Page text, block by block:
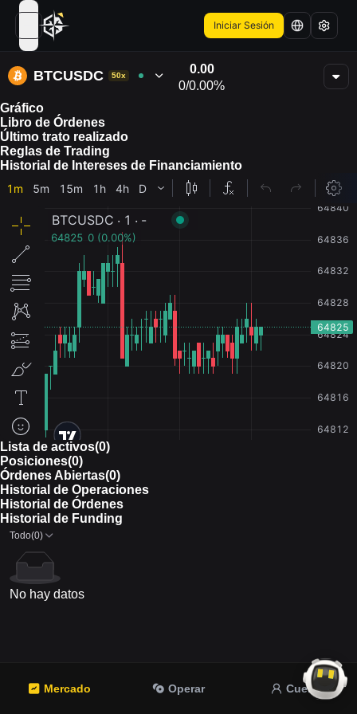
open navigation menu Iniciar Sesión
BTCUSDC 50x
0.00
0/0.00%
Gráfico
Libro de Órdenes
Último trato realizado
Reglas de Trading
Historial de Intereses de Financiamiento
Lista de activos(0)
Posiciones(0)
Órdenes Abiertas(0)
Historial de Operaciones
Historial de Órdenes
Historial de Funding
Todo(0)
No hay datos
Mercado Operar Cuenta